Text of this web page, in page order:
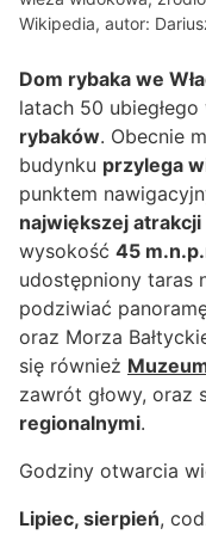
Wikipedia, autor:
Dom rybaka we
latach 50 ubiegłego
rybaków. Obecnie
budynku przylega
punktem
największej atrakcji
wysokość 45
udostępniony taras
podziwiać
oraz Morza
się również
zawrót głowy, oraz
regionalnymi.
Godziny otwarcia
Lipiec, sierpień,